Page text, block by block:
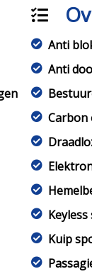
Anti
Anti
Carbon
Kuip